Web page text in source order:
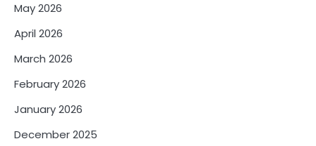
May 2026
April 2026
March 2026
February 2026
January 2026
December 2025